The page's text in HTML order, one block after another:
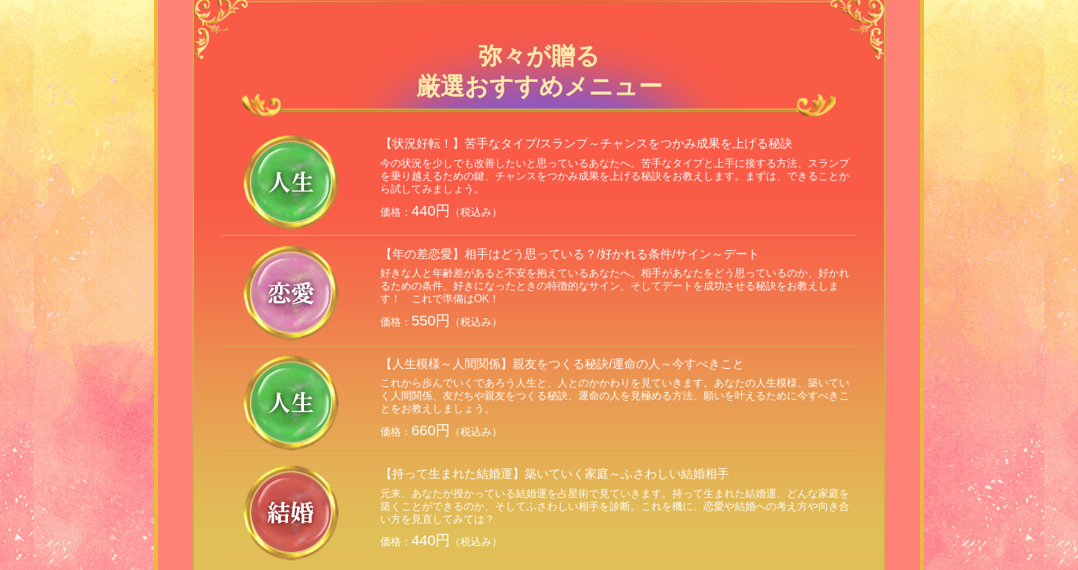
弥々が贈る
厳選おすすめメニュー
【状況好転！】苦手なタイプ/スランプ～チャンスをつかみ成果を上げる秘訣
今の状況を少しでも改善したいと思っているあなたへ。苦手なタイプと上手に接する方法、スランプ
を乗り越えるための鍵、チャンスをつかみ成果を上げる秘訣をお教えします。まずは、できることか
ら試してみましょう。
価格：440円 （税込み）
【年の差恋愛】相手はどう思っている？/好かれる条件/サイン～デート
好きな人と年齢差があると不安を抱えているあなたへ。相手があなたをどう思っているのか、好かれ
るための条件、好きになったときの特徴的なサイン、そしてデートを成功させる秘訣をお教えしま
す！ これで準備はOK！
価格： 550円 （税込み）
【人生模様～人間関係】親友をつくる秘訣/運命の人～今すべきこと
これから歩んでいくであろう人生と、人とのかかわりを見ていきます。あなたの人生模様、築いてい
く人間関係、友だちや親友をつくる秘訣、運命の人を見極める方法、願いを叶えるために今すべきこ
とをお教えしましょう。
価格： 660円 （税込み）
【持って生まれた結婚運】築いていく家庭～ふさわしい結婚相手
元来、あなたが授かっている結婚運を占星術で見ていきます。持って生まれた結婚運、どんな家庭を
築くことができるのか、そしてふさわしい相手を診断。これを機に、恋愛や結婚への考え方や向き合
い方を見直してみては？
価格：440円 （税込み）